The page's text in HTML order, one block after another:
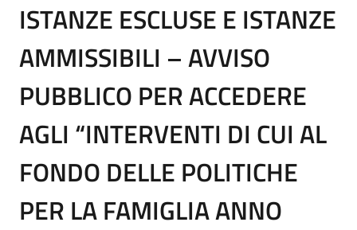
ISTANZE ESCLUSE E ISTANZE
AMMISSIBILI – AVVISO
PUBBLICO PER ACCEDERE
AGLI “INTERVENTI DI CUI AL
FONDO DELLE POLITICHE
PER LA FAMIGLIA ANNO